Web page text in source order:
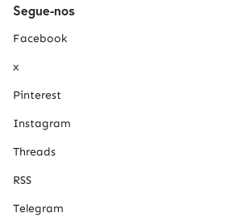
Segue-nos
Facebook
x
Pinterest
Instagram
Threads
RSS
Telegram